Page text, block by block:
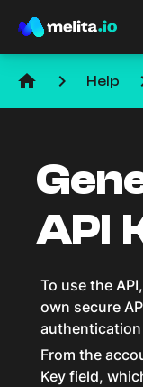
home keyboard_arrow_right Help
API
To use the
own secure
authentication
From the
Key field,